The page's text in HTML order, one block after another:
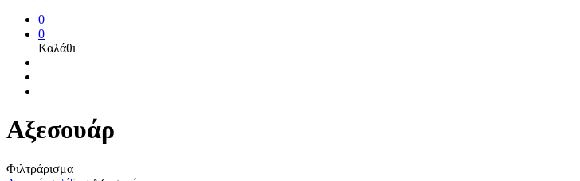
0
0
Καλάθι
Αξεσουάρ
Φιλτράρισμα